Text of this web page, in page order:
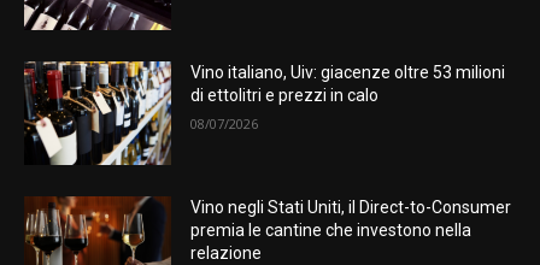
Vino italiano, Uiv: giacenze oltre 53 milioni
di ettolitri e prezzi in calo
08/07/2026
Vino negli Stati Uniti, il Direct-to-Consumer
premia le cantine che investono nella
relazione